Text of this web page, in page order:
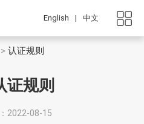
English | 中文
> 认证规则
证规则
2022-08-15